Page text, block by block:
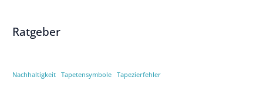
Ratgeber
Nachhaltigkeit Tapetensymbole Tapezierfehler